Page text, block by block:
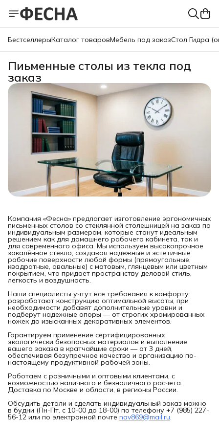
БестселлерыКаталог товаровМебель под заказСтол Гидра
Пиьменные столы из текла под
заказ
Компания «Фесна» предлагает изготовление эргономичных
письменных столов со стеклянной столешницей на заказ по
индивидуальным размерам, которые станут идеальным
решением как для домашнего рабочего кабинета, так и
для современного офиса. Мы используем высокопрочное
закалённое стекло, создавая надежные и эстетичные
рабочие поверхности любой формы (прямоугольные,
квадратные, овальные) с матовым, глянцевым или цветным
покрытием, что придает пространству деловой стиль,
легкость и воздушность.
Наши специалисты учтут все требования к комфорту:
разработают конструкцию оптимальной высоты, при
необходимости добавят дополнительные уровни и
подберут надежные опоры — от строгих хромированных
ножек до изысканных декоративных элементов.
Гарантируем применение сертифицированных
экологически безопасных материалов и выполнение
вашего заказа в кратчайшие сроки — от 3 дней,
обеспечивая безупречное качество и организацию по-
настоящему продуктивной рабочей зоны.
Работаем с розничными и оптовыми клиентами, с
возможностью наличного и безналичного расчета.
Доставка по Москве и области, в регионы России.
Обсудить детали и сделать индивидуальный заказ можно
в будни (Пн-Пт. с 10-00 до 18-00) по телефону +7 (985) 227-
56-12 или по электронной почте nav869@mail.ru.